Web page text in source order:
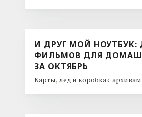
И ДРУГ МОЙ НОУТБУК:
ФИЛЬМОВ ДЛЯ
ЗА ОКТЯБРЬ
Карты, лед и коробка с